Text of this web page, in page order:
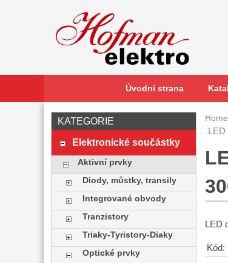
Úvodní strana
Home
LED
Kód:
KATEGORIE
Elektronické součástky
Aktivní prvky
Diody, můstky, transily
Integrované obvody
Tranzistory
Triaky-Tyristory-Diaky
Optické prvky